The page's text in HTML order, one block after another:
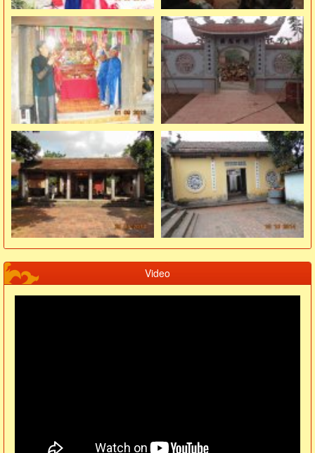
Video